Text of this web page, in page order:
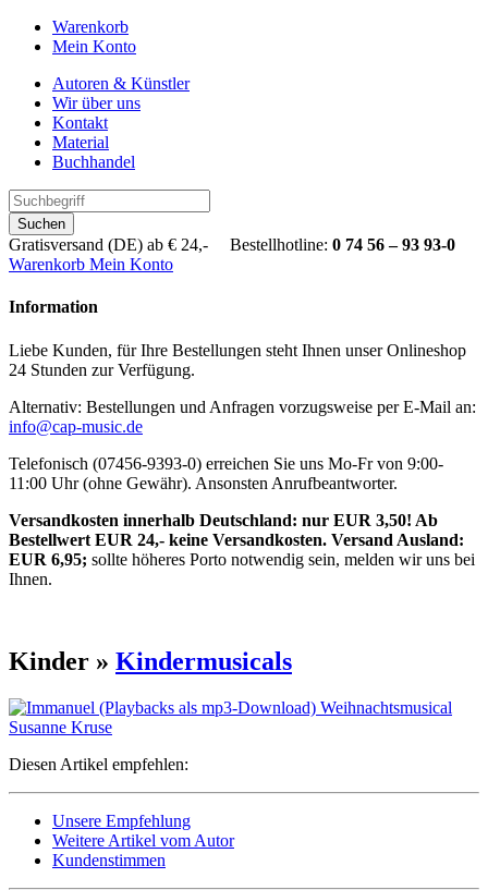
Warenkorb
Mein Konto
Autoren & Künstler
Wir über uns
Kontakt
Material
Buchhandel
Suchen
Gratisversand (DE) ab € 24,- Bestellhotline: 0 74 56 – 93 93-0
Warenkorb Mein Konto
Information
Liebe Kunden, für Ihre Bestellungen steht Ihnen unser Onlineshop
24 Stunden zur Verfügung.
Alternativ: Bestellungen und Anfragen vorzugsweise per E-Mail an:
info@cap-music.de
Telefonisch (07456-9393-0) erreichen Sie uns Mo-Fr von 9:00-
11:00 Uhr (ohne Gewähr). Ansonsten Anrufbeantworter.
Versandkosten innerhalb Deutschland: nur EUR 3,50! Ab
Bestellwert EUR 24,- keine Versandkosten. Versand Ausland:
EUR 6,95; sollte höheres Porto notwendig sein, melden wir uns bei
Ihnen.
Kinder » Kindermusicals
Diesen Artikel empfehlen:
Unsere Empfehlung
Weitere Artikel vom Autor
Kundenstimmen